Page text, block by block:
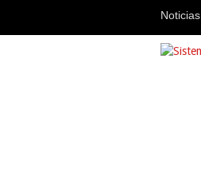
Noticias